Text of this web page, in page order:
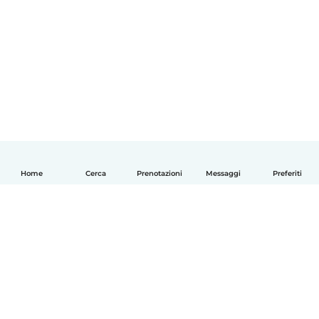
Home Cerca Prenotazioni Messaggi Preferiti